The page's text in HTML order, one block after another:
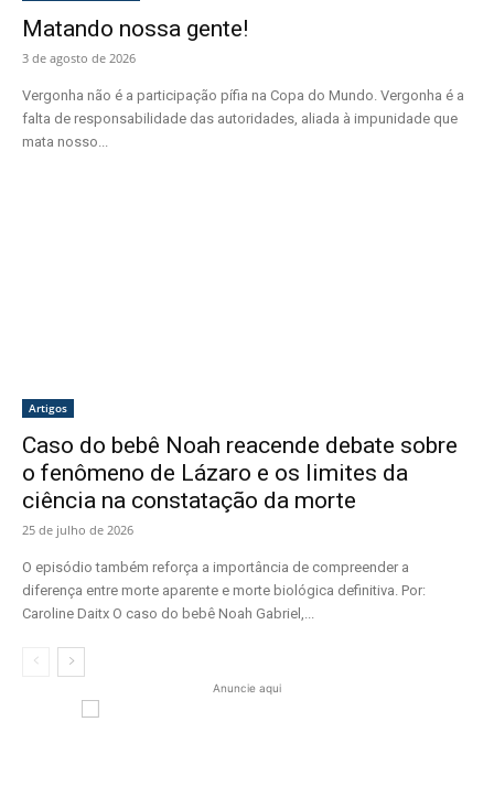
Matando nossa gente!
3 de agosto de 2026
Vergonha não é a participação pífia na Copa do Mundo. Vergonha é a
falta de responsabilidade das autoridades, aliada à impunidade que
mata nosso...
Artigos
Caso do bebê Noah reacende debate sobre
o fenômeno de Lázaro e os limites da
ciência na constatação da morte
25 de julho de 2026
O episódio também reforça a importância de compreender a
diferença entre morte aparente e morte biológica definitiva. Por:
Caroline Daitx O caso do bebê Noah Gabriel,...
Anuncie aqui